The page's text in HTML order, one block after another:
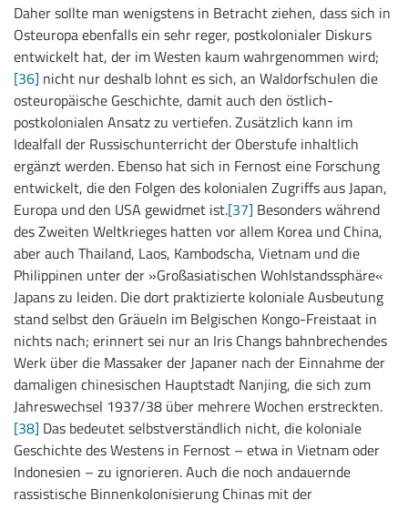
Daher sollte man wenigstens in Betracht ziehen, dass sich in
Osteuropa ebenfalls ein sehr reger, postkolonialer Diskurs
entwickelt hat, der im Westen kaum wahrgenommen wird;
[36] nicht nur deshalb lohnt es sich, an Waldorfschulen die
osteuropäische Geschichte, damit auch den östlich-
postkolonialen Ansatz zu vertiefen. Zusätzlich kann im
Idealfall der Russischunterricht der Oberstufe inhaltlich
ergänzt werden. Ebenso hat sich in Fernost eine Forschung
entwickelt, die den Folgen des kolonialen Zugriffs aus Japan,
Europa und den USA gewidmet ist.[37] Besonders während
des Zweiten Weltkrieges hatten vor allem Korea und China,
aber auch Thailand, Laos, Kambodscha, Vietnam und die
Philippinen unter der »Großasiatischen Wohlstandssphäre«
Japans zu leiden. Die dort praktizierte koloniale Ausbeutung
stand selbst den Gräueln im Belgischen Kongo-Freistaat in
nichts nach; erinnert sei nur an Iris Changs bahnbrechendes
Werk über die Massaker der Japaner nach der Einnahme der
damaligen chinesischen Hauptstadt Nanjing, die sich zum
Jahreswechsel 1937/38 über mehrere Wochen erstreckten.
[38] Das bedeutet selbstverständlich nicht, die koloniale
Geschichte des Westens in Fernost – etwa in Vietnam oder
Indonesien – zu ignorieren. Auch die noch andauernde
rassistische Binnenkolonisierung Chinas mit der